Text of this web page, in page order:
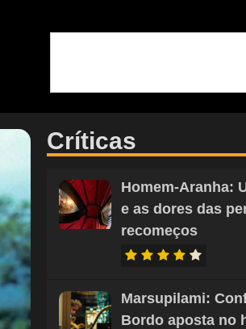
Críticas
Homem-Aranha:
e as dores das
recomeços
Marsupilami:
Bordo aposta no